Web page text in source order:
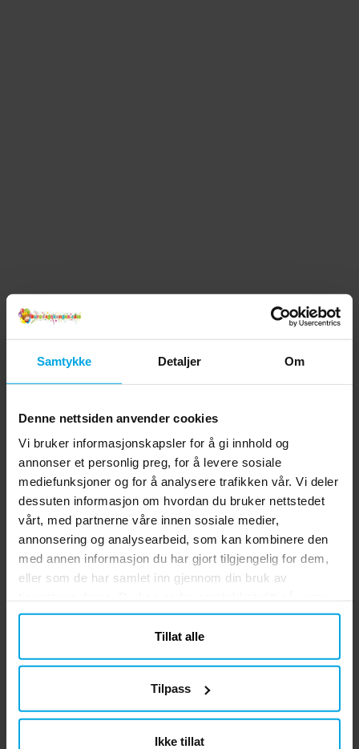
Samtykke Detaljer Om
Denne nettsiden anvender cookies
Vi bruker informasjonskapsler for å gi innhold og
annonser et personlig preg, for å levere sosiale
mediefunksjoner og for å analysere trafikken vår. Vi deler
dessuten informasjon om hvordan du bruker nettstedet
vårt, med partnerne våre innen sosiale medier,
annonsering og analysearbeid, som kan kombinere den
med annen informasjon du har gjort tilgjengelig for dem,
eller som de har samlet inn gjennom din bruk av
helst.
Tillat alle
Tilpass
Ikke tillat